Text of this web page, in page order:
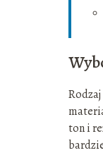
ton i